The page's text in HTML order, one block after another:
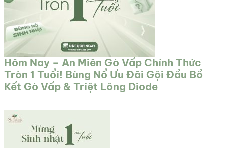
Hôm Nay – An Miên Gò Vấp Chính Thức
Tròn 1 Tuổi! Bùng Nổ Ưu Đãi Gội Đầu Bồ
Kết Gò Vấp & Triệt Lông Diode